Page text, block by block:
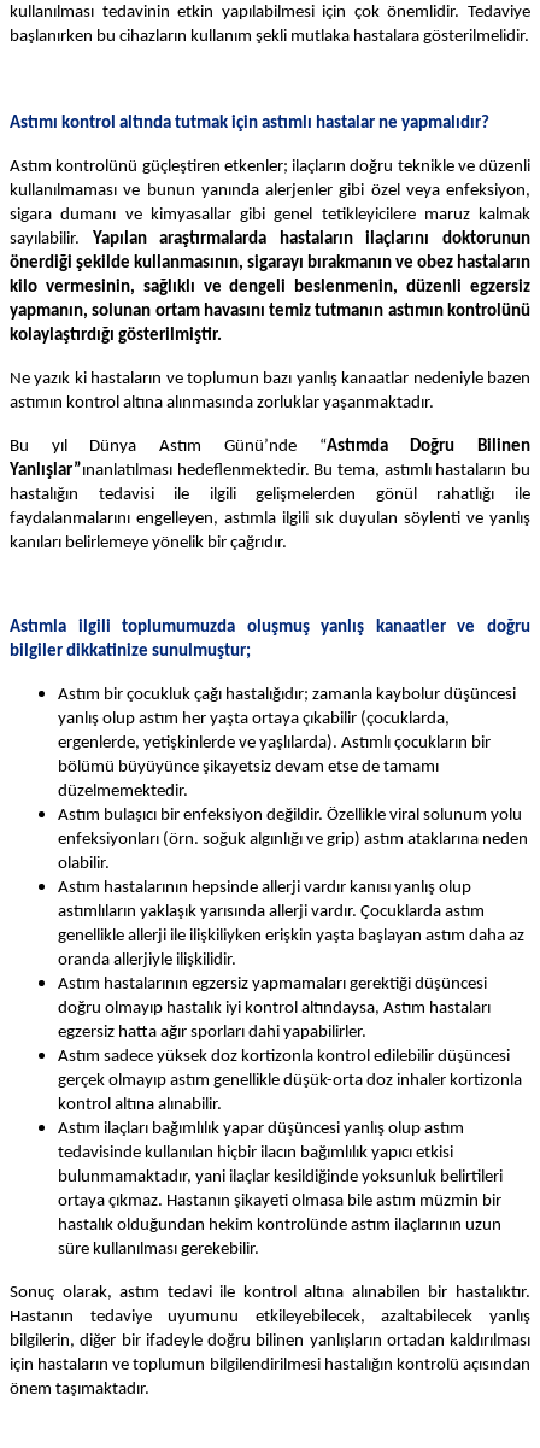
kullanılması tedavinin etkin yapılabilmesi için çok önemlidir. Tedaviye
başlanırken bu cihazların kullanım şekli mutlaka hastalara gösterilmelidir.
Astımı kontrol altında tutmak için astımlı hastalar ne yapmalıdır?
Astım kontrolünü güçleştiren etkenler; ilaçların doğru teknikle ve düzenli
kullanılmaması ve bunun yanında alerjenler gibi özel veya enfeksiyon,
sigara dumanı ve kimyasallar gibi genel tetikleyicilere maruz kalmak
sayılabilir. Yapılan araştırmalarda hastaların ilaçlarını doktorunun
önerdiği şekilde kullanmasının, sigarayı bırakmanın ve obez hastaların
kilo vermesinin, sağlıklı ve dengeli beslenmenin, düzenli egzersiz
yapmanın, solunan ortam havasını temiz tutmanın astımın kontrolünü
kolaylaştırdığı gösterilmiştir.
Ne yazık ki hastaların ve toplumun bazı yanlış kanaatlar nedeniyle bazen
astımın kontrol altına alınmasında zorluklar yaşanmaktadır.
Bu yıl Dünya Astım Günü’nde “Astımda Doğru Bilinen
Yanlışlar”ınanlatılması hedeflenmektedir. Bu tema, astımlı hastaların bu
hastalığın tedavisi ile ilgili gelişmelerden gönül rahatlığı ile
faydalanmalarını engelleyen, astımla ilgili sık duyulan söylenti ve yanlış
kanıları belirlemeye yönelik bir çağrıdır.
Astımla ilgili toplumumuzda oluşmuş yanlış kanaatler ve doğru
bilgiler dikkatinize sunulmuştur;
Astım bir çocukluk çağı hastalığıdır; zamanla kaybolur düşüncesi
yanlış olup astım her yaşta ortaya çıkabilir (çocuklarda,
ergenlerde, yetişkinlerde ve yaşlılarda). Astımlı çocukların bir
bölümü büyüyünce şikayetsiz devam etse de tamamı
düzelmemektedir.
Astım bulaşıcı bir enfeksiyon değildir. Özellikle viral solunum yolu
enfeksiyonları (örn. soğuk algınlığı ve grip) astım ataklarına neden
olabilir.
Astım hastalarının hepsinde allerji vardır kanısı yanlış olup
astımlıların yaklaşık yarısında allerji vardır. Çocuklarda astım
genellikle allerji ile ilişkiliyken erişkin yaşta başlayan astım daha az
oranda allerjiyle ilişkilidir.
Astım hastalarının egzersiz yapmamaları gerektiği düşüncesi
doğru olmayıp hastalık iyi kontrol altındaysa, Astım hastaları
egzersiz hatta ağır sporları dahi yapabilirler.
Astım sadece yüksek doz kortizonla kontrol edilebilir düşüncesi
gerçek olmayıp astım genellikle düşük-orta doz inhaler kortizonla
kontrol altına alınabilir.
Astım ilaçları bağımlılık yapar düşüncesi yanlış olup astım
tedavisinde kullanılan hiçbir ilacın bağımlılık yapıcı etkisi
bulunmamaktadır, yani ilaçlar kesildiğinde yoksunluk belirtileri
ortaya çıkmaz. Hastanın şikayeti olmasa bile astım müzmin bir
hastalık olduğundan hekim kontrolünde astım ilaçlarının uzun
süre kullanılması gerekebilir.
Sonuç olarak, astım tedavi ile kontrol altına alınabilen bir hastalıktır.
Hastanın tedaviye uyumunu etkileyebilecek, azaltabilecek yanlış
bilgilerin, diğer bir ifadeyle doğru bilinen yanlışların ortadan kaldırılması
için hastaların ve toplumun bilgilendirilmesi hastalığın kontrolü açısından
önem taşımaktadır.